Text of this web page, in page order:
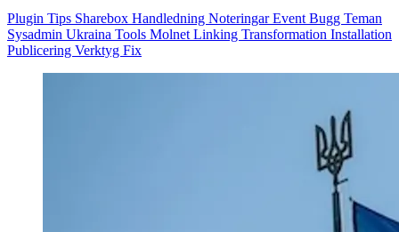
Plugin Tips Sharebox Handledning NoteringarEvent Bugg Teman
Sysadmin Ukraina Tools Molnet Linking Transformation Installation
Publicering Verktyg Fix